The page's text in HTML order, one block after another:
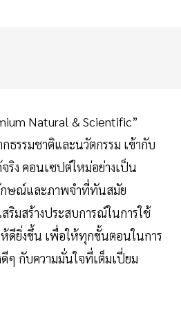
Natural & Scientific”
ธรรมชาติและนวัตกรรม เข้ากับ
ริง คอนเซปต์ใหม่อย่างเป็น
กษณ์และภาพจำที่ทันสมัย
ริมสร้างประสบการณ์ในการใช้
ดียิ่งขึ้น เพื่อให้ทุกขั้นตอนในการ
กับความมั่นใจที่เต็มเปี่ยม